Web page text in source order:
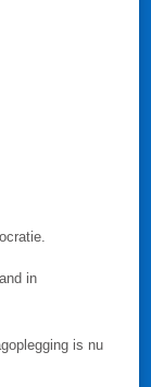
in
is nu